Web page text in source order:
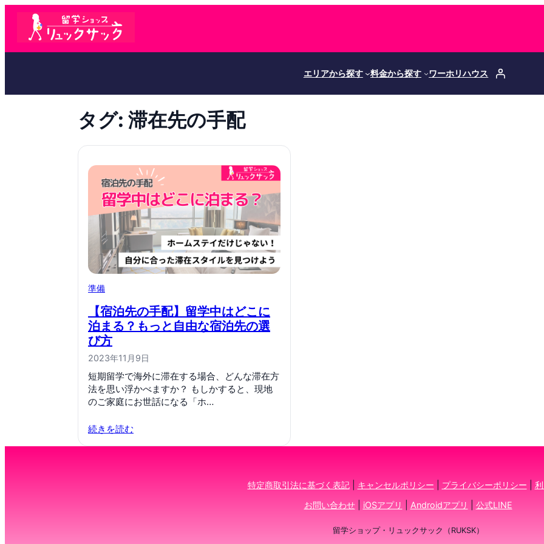
エリアから探す 料金から探す ワーホリハウス
タグ: 滞在先の手配
準備
【宿泊先の手配】留学中はどこに
泊まる？もっと自由な宿泊先の選
び方
2023年11月9日
短期留学で海外に滞在する場合、どんな滞在方
法を思い浮かべますか？ もしかすると、現地
のご家庭にお世話になる「ホ…
続きを読む
特定商取引法に基づく表記| キャンセルポリシー プライバシーポリシー
お問い合わせ| iOSアプリ Androidアプリ 公式LINE
留学ショップ・リュックサック（RUKSK）